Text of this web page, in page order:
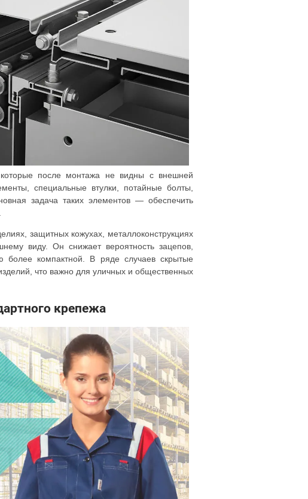
после монтажа не видны с внешней
специальные втулки, потайные болты,
задача таких элементов — обеспечить
защитных кожухах, металлоконструкциях
виду. Он снижает вероятность зацепов,
более компактной. В ряде случаев скрытые
что важно для уличных и общественных
крепежа